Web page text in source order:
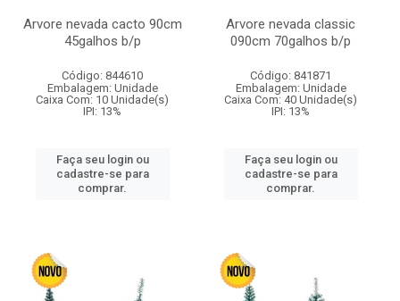
Arvore nevada cacto 90cm
45galhos b/p
Código: 844610
Embalagem: Unidade
Caixa Com: 10 Unidade(s)
IPI: 13%
Faça seu login ou
cadastre-se para
comprar.
Arvore nevada classic
090cm 70galhos b/p
Código: 841871
Embalagem: Unidade
Caixa Com: 40 Unidade(s)
IPI: 13%
Faça seu login ou
cadastre-se para
comprar.